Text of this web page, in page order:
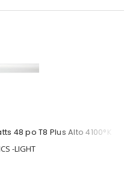
48 po T8 Plus Alto 4100°K
-LIGHT